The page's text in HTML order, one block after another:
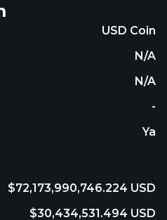
USD Coin
N/A
N/A
-
Ya
$72,173,990,746.224 USD
$30,434,531.494 USD